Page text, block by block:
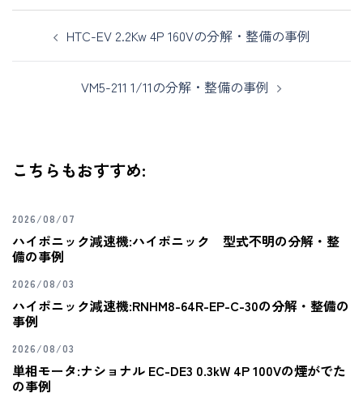
HTC-EV 2.2Kw 4P 160Vの分解・整備の事例
VM5-211 1/11の分解・整備の事例
こちらもおすすめ:
2026/08/07
ハイポニック減速機:ハイポニック 型式不明の分解・整
備の事例
2026/08/03
ハイポニック減速機:RNHM8-64R-EP-C-30の分解・整備の
事例
2026/08/03
単相モータ:ナショナル EC-DE3 0.3kW 4P 100Vの煙がでた
の事例